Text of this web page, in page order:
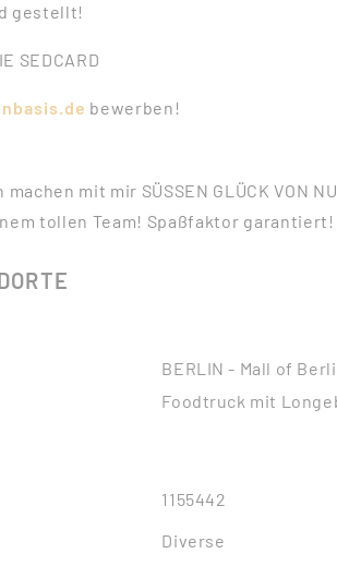
gestellt!
SEDCARD
bewerben!
mit mir SÜSSEN GLÜCK VON
tollen Team! Spaßfaktor garantiert!
BERLIN - Mall of
Foodtruck mit
1155442
Diverse